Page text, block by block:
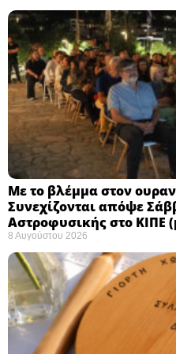
Με το βλέμμα στον
Συνεχίζονται απόψε
Αστροφυσικής στο ΚΙΠΕ
8 Αυγούστου 2026